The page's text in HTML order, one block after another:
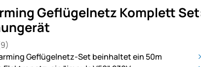
Geflügelnetz Komplett
5 (9 Bewertungen)